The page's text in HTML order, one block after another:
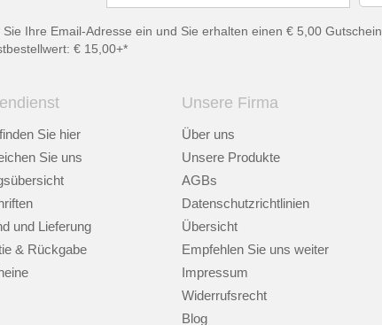
Ihre Email-Adresse ein und Sie erhalten einen € 5,00 Gutschein,
€ 15,00+*
Sie hier
Sie uns
und Lieferung
& Rückgabe
Unsere Firma
Über uns
Unsere Produkte
AGBs
Datenschutzrichtlinien
Übersicht
Empfehlen Sie uns weiter
Impressum
Widerrufsrecht
Blog